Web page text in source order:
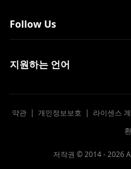
Follow Us
지원하는 언어
약관| 개인정보보호 | 라이센스
저작권 © 2014 -2026